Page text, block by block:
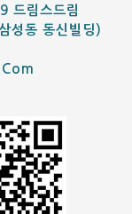
드림스드림
성동 동신빌딩)